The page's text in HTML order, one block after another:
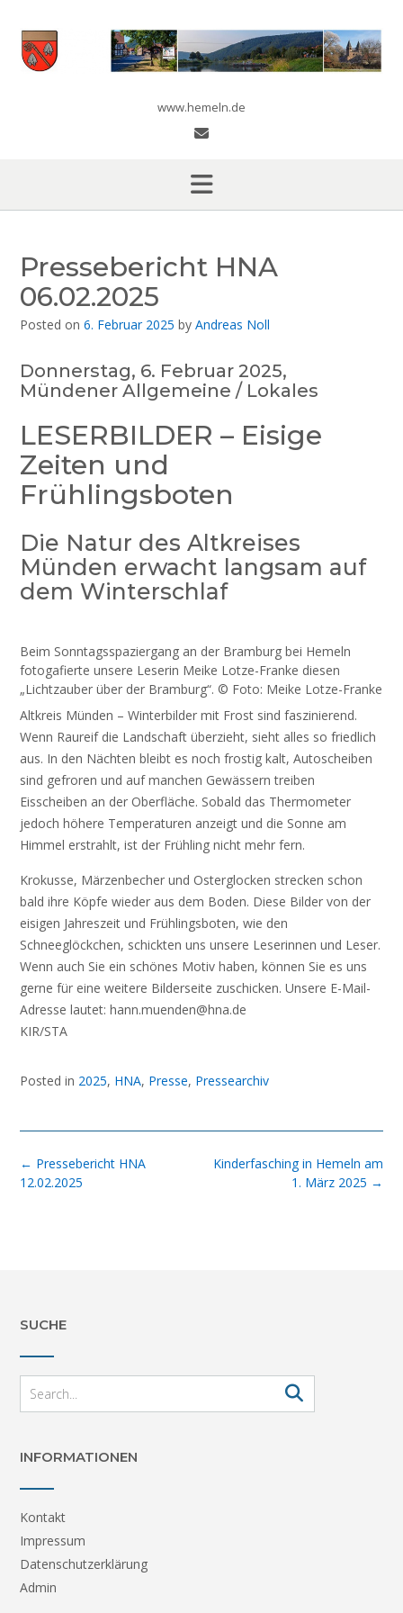
content
www.hemeln.de
Pressebericht HNA
06.02.2025
Posted on 6. Februar 2025 by Andreas Noll
Donnerstag, 6. Februar 2025,
Mündener Allgemeine / Lokales
LESERBILDER – Eisige
Zeiten und
Frühlingsboten
Die Natur des Altkreises
Münden erwacht langsam auf
dem Winterschlaf
Beim Sonntagsspaziergang an der Bramburg bei Hemeln
fotogafierte unsere Leserin Meike Lotze-Franke diesen
„Lichtzauber über der Bramburg“. © Foto: Meike Lotze-Franke
Altkreis Münden – Winterbilder mit Frost sind faszinierend.
Wenn Raureif die Landschaft überzieht, sieht alles so friedlich
aus. In den Nächten bleibt es noch frostig kalt, Autoscheiben
sind gefroren und auf manchen Gewässern treiben
Eisscheiben an der Oberfläche. Sobald das Thermometer
jedoch höhere Temperaturen anzeigt und die Sonne am
Himmel erstrahlt, ist der Frühling nicht mehr fern.
Krokusse, Märzenbecher und Osterglocken strecken schon
bald ihre Köpfe wieder aus dem Boden. Diese Bilder von der
eisigen Jahreszeit und Frühlingsboten, wie den
Schneeglöckchen, schickten uns unsere Leserinnen und Leser.
Wenn auch Sie ein schönes Motiv haben, können Sie es uns
gerne für eine weitere Bilderseite zuschicken. Unsere E-Mail-
Adresse lautet: hann.muenden@hna.de
KIR/STA
Posted in 2025, HNA, Presse, Pressearchiv
Post
navigation
Kinderfasching in Hemeln am
1. März 2025 →
← Pressebericht HNA
12.02.2025
SUCHE
INFORMATIONEN
Kontakt
Impressum
Datenschutzerklärung
Admin